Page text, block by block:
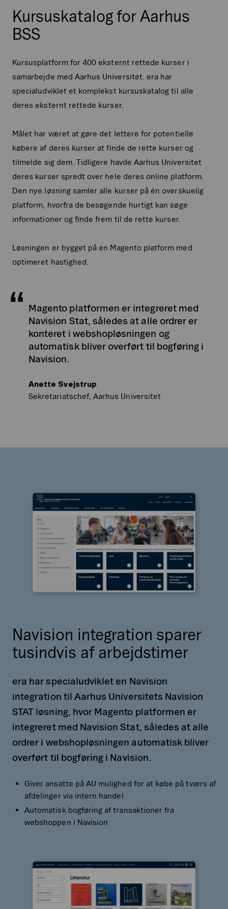
Kursuskatalog for Aarhus
BSS
Kursusplatform for 400 eksternt rettede kurser i
samarbejde med Aarhus Universitet. era har
specialudviklet et komplekst kursuskatalog til alle
deres eksternt rettede kurser.
Målet har været at gøre det lettere for potentielle
købere af deres kurser at finde de rette kurser og
tilmelde sig dem. Tidligere havde Aarhus Universitet
deres kurser spredt over hele deres online platform.
Den nye løsning samler alle kurser på én overskuelig
platform, hvorfra de besøgende hurtigt kan søge
informationer og finde frem til de rette kurser.
Løsningen er bygget på en Magento platform med
optimeret hastighed.
Magento platformen er integreret med
Navision Stat, således at alle ordrer er
konteret i webshopløsningen og
automatisk bliver overført til bogføring i
Navision.
Anette Svejstrup
Sekretariatschef, Aarhus Universitet
Navision integration sparer
tusindvis af arbejdstimer
era har specialudviklet en Navision
integration til Aarhus Universitets Navision
STAT løsning, hvor Magento platformen er
integreret med Navision Stat, således at alle
ordrer i webshopløsningen automatisk bliver
overført til bogføring i Navision.
Giver ansatte på AU mulighed for at købe på tværs af
afdelinger via intern handel
Automatisk bogføring af transaktioner fra
webshoppen i Navision